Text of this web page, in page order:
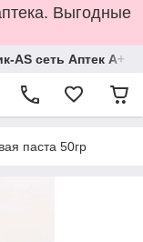
Выгодные
AS сеть Аптек А+
паста 50гр